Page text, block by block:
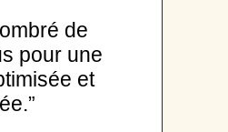
de
pour une
et